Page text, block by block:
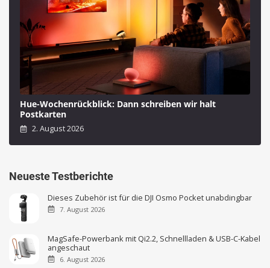
Hue-Wochenrückblick: Dann schreiben wir halt
Postkarten
2. August 2026
Neueste Testberichte
Dieses Zubehör ist für die DJI Osmo Pocket unabdingbar
7. August 2026
MagSafe-Powerbank mit Qi2.2, Schnellladen & USB-C-Kabel
angeschaut
6. August 2026